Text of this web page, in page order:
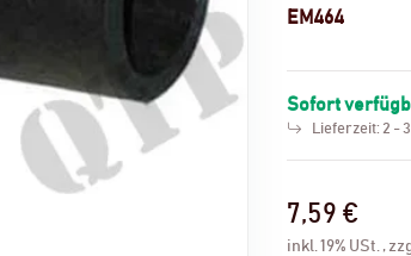
EM464
Sofort
Lieferzeit:2 -
7,59 €
inkl. 19% USt. ,